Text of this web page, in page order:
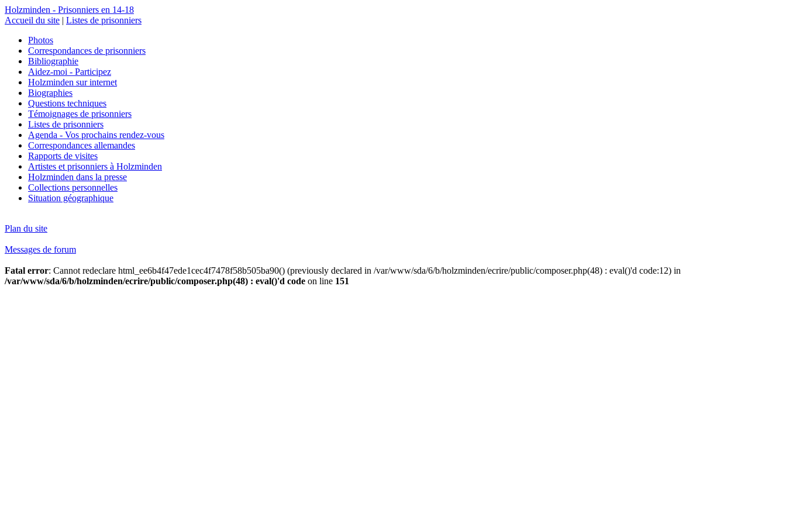
Holzminden - Prisonniers en 14-18
Accueil du site | Listes de prisonniers
Photos
Correspondances de prisonniers
Bibliographie
Aidez-moi - Participez
Holzminden sur internet
Biographies
Questions techniques
Témoignages de prisonniers
Listes de prisonniers
Agenda - Vos prochains rendez-vous
Correspondances allemandes
Rapports de visites
Artistes et prisonniers à Holzminden
Holzminden dans la presse
Collections personnelles
Situation géographique
Plan du site
Messages de forum
Fatal error: Cannot redeclare html_ee6b4f47ede1cec4f7478f58b505ba90() (previously declared in /var/www/sda/6/b/holzminden/ecrire/public/composer.php(48) : eval()'d code:12) in
/var/www/sda/6/b/holzminden/ecrire/public/composer.php(48) : eval()'d code on line 151